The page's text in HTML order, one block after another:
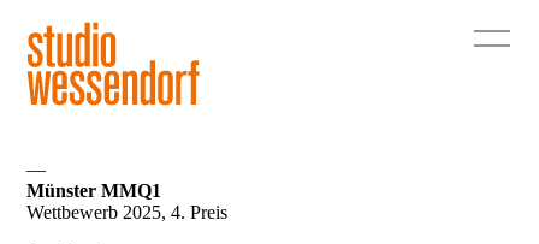
—
Münster MMQ1
Wettbewerb 2025, 4. Preis